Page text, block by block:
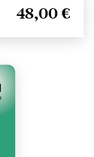
48,00 €